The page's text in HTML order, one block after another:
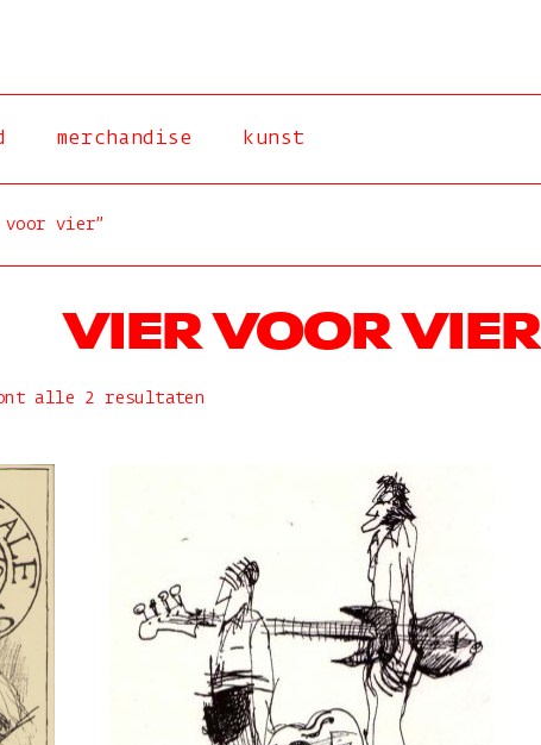
merchandise kunst
voor vier”
VIER VOOR VIER
alle 2 resultaten